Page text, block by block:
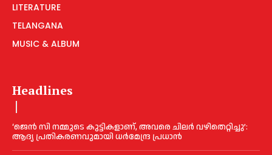
LITERATURE
TELANGANA
MUSIC & ALBUM
Headlines
‘ജെൻ സി നമ്മുടെ കുട്ടികളാണ്, അവരെ ചിലര്‍ വഴിതെറ്റിച്ചു’:
ആദ്യ പ്രതികരണവുമായി ധര്‍മേന്ദ്ര പ്രധാൻ